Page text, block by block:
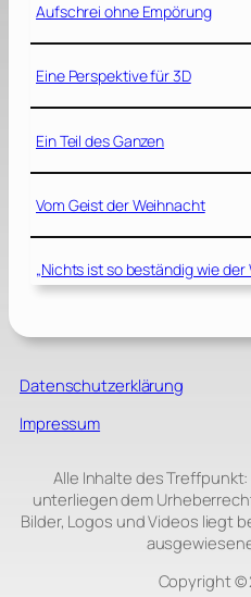
Aufschrei ohne Empörung
Eine Perspektive für 3D
Ein Teil des Ganzen
Vom Geist der Weihnacht
„Nichts ist so beständig wie der
Datenschutzerklärung
Impressum
Alle Inhalte des
unterliegen dem
Bilder, Logos und Videos liegt
Copyright ©